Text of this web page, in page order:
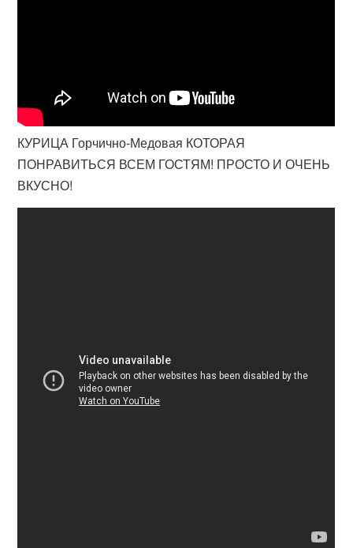
КУРИЦА Горчично-Медовая КОТОРАЯ
ПОНРАВИТЬСЯ ВСЕМ ГОСТЯМ! ПРОСТО И ОЧЕНЬ
ВКУСНО!